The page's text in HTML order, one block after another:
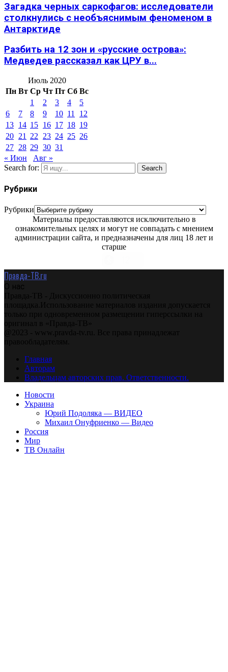
Загадка черных саркофагов: исследователи
столкнулись с необъяснимым феноменом в
Антарктиде
Разбить на 12 зон и «русские острова»:
Медведев рассказал как ЦРУ в...
Июль 2020
Пн Вт Ср Чт Пт Сб Вс
1
2 3 4
5
6
7 8 9 10 11
12
13 14 15 16 17 18 19
20 21 22 23 24 25 26
27 28 29 30 31
« Июн
Авг »
Search for:
Search
Рубрики
Рубрики
Материалы предоставляются исключительно в
ознакомительных целях и могут не совпадать с мнением
администрации сайта, и предназначены для лиц 18 лет и
старше
Правда-ТВ.ru
О нас
Правда-ТВ - Дискуссионно политическая
площадка.Использование материалов издания допускается
только при одновременном размещении гиперссылки на
оригинал в «Правда-ТВ»
@2023 - www.pravda-tv.ru. Все права принадлежат
правообладателям.
Главная
Авторам
Владельцам авторских прав. Ответственности.
Новости
Украина
Юрий Подоляка — ВИДЕО
Михаил Онуфриенко — Видео
Россия
Мир
ТВ Онлайн